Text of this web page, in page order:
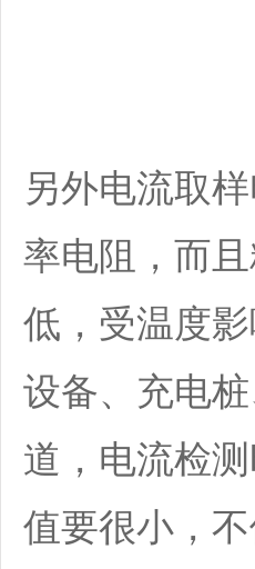
另外电流取
率电阻，而
低，受温度
设备、充电
道，电流检
值要很小，